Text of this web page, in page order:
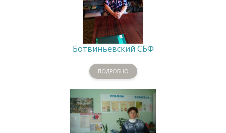
Ботвиньевский СБФ
ПОДРОБНО